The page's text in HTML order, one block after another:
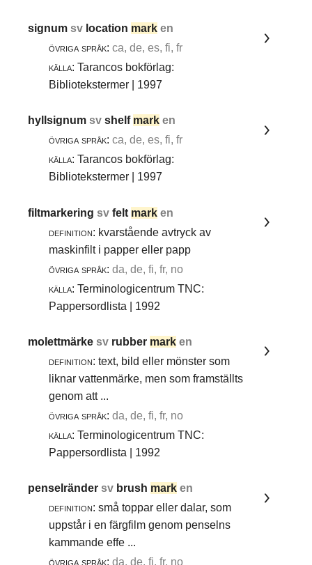
signumsv location mark en
övriga språk: ca, de, es, fi, fr
källa: Tarancos bokförlag:
Bibliotekstermer | 1997
hyllsignumsvshelf mark en
övriga språk: ca, de, es, fi, fr
källa: Tarancos bokförlag:
Bibliotekstermer | 1997
filtmarkeringsvfelt mark en
definition: kvarstående avtryck av
maskinfilt i papper eller papp
övriga språk: da, de, fi, fr, no
källa: Terminologicentrum TNC:
Pappersordlista | 1992
molettmärkesv rubber mark en
definition: text, bild eller mönster som
liknar vattenmärke, men som framställts
genom att ...
övriga språk: da, de, fi, fr, no
källa: Terminologicentrum TNC:
Pappersordlista | 1992
penselrändersv brush mark en
definition: små toppar eller dalar, som
uppstår i en färgfilm genom penselns
kammande effe ...
övriga språk: da, de, fi, fr, no